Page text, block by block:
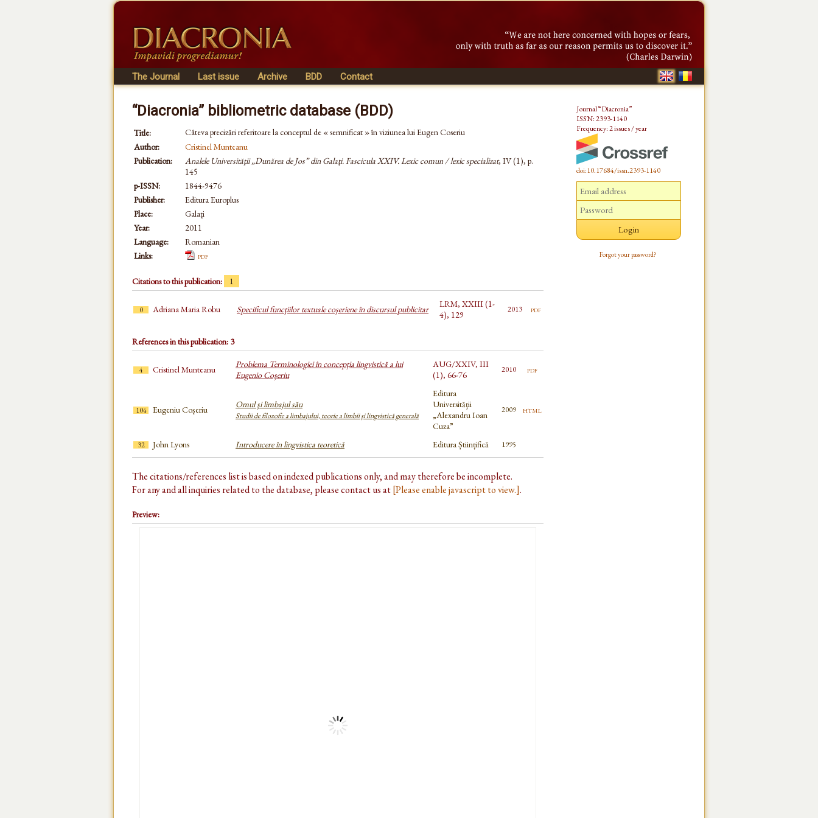
The Journal Last issue Archive BDD Contact
“Diacronia” bibliometric database (BDD)
Title:
Câteva precizări referitoare la conceptul de « semnificat » în viziunea lui Eugen Coseriu
Author:
Cristinel Munteanu
Publication:
Analele Universităţii „Dunărea de Jos” din Galați. Fascicula XXIV. Lexic comun / lexic specializat, IV (1), p.
145
p-ISSN:
1844-9476
Publisher:
Editura Europlus
Place:
Galați
Year:
2011
Language:
Romanian
Links:
pdf
Citations to this publication: 1
0 Adriana Maria Robu Specificul funcţiilor textuale coşeriene în discursul publicitar
LRM, XXIII (1-
4), 129
2013 pdf
References in this publication: 3
4 Cristinel Munteanu
Problema Terminologiei în concepţia lingvistică a lui
Eugenio Coşeriu
AUG/XXIV, III
(1), 66-76
2010 pdf
104 Eugeniu Coșeriu Omul şi limbajul său
Studii de filozofie a limbajului, teorie a limbii şi lingvistică generală
Editura
Universităţii
„Alexandru Ioan
Cuza”
2009 html
32 John Lyons Introducere în lingvistica teoretică Editura Științifică 1995
The citations/references list is based on indexed publications only, and may therefore be incomplete.
For any and all inquiries related to the database, please contact us at[Please enable javascript to view.].
Preview:
Journal “Diacronia”
ISSN: 2393-1140
Frequency: 2 issues / year
doi:10.17684/issn.2393-1140
Forgot your password?